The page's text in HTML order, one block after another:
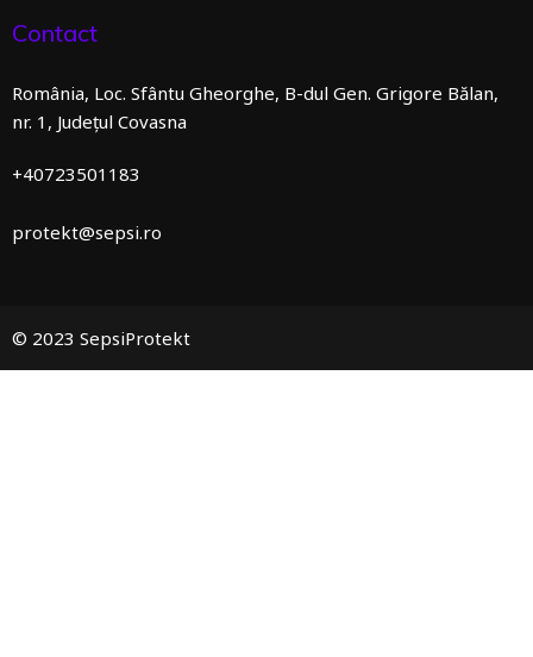
Contact
România, Loc. Sfântu Gheorghe, B-dul Gen. Grigore Bălan,
nr. 1, Județul Covasna
+40723501183
protekt@sepsi.ro
© 2023 SepsiProtekt